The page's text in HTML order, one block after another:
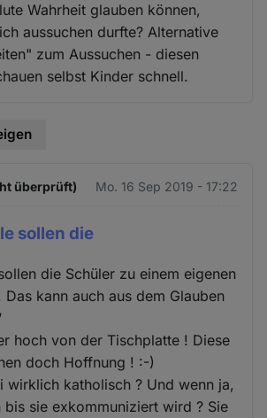
Wahrheit glauben können,
aussuchen durfte? Alternative
zum Aussuchen - diesen
selbst Kinder schnell.
überprüft) Mo. 16 Sep 2019 - 17:22
sollen die
die Schüler zu einem eigenen
kann auch aus dem Glauben
hoch von der Tischplatte ! Diese
doch Hoffnung ! :-)
wirklich katholisch ? Und wenn ja,
sie exkommuniziert wird ? Sie